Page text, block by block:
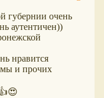
губернии очень
аутентичен))
нравится
и прочих